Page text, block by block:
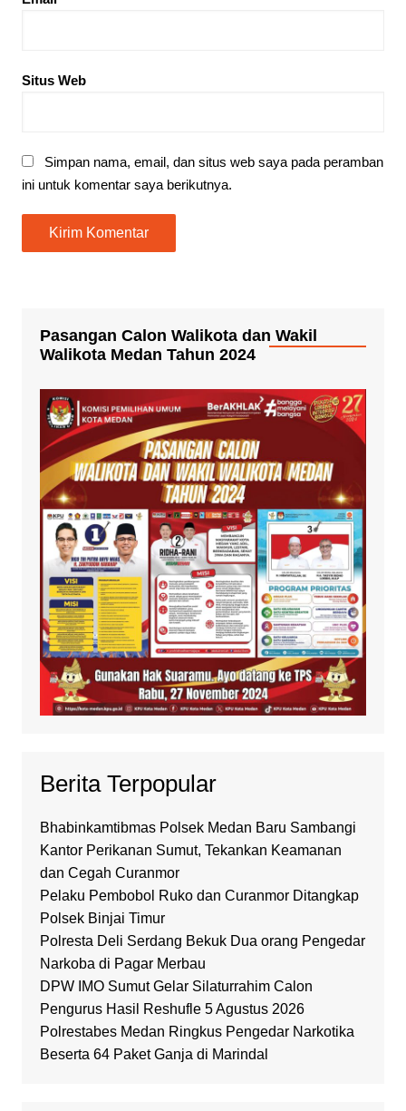
Situs Web
Simpan nama, email, dan situs web saya pada peramban
ini untuk komentar saya berikutnya.
Pasangan Calon Walikota dan Wakil
Walikota Medan Tahun 2024
Berita Terpopular
Bhabinkamtibmas Polsek Medan Baru Sambangi
Kantor Perikanan Sumut, Tekankan Keamanan
dan Cegah Curanmor
Pelaku Pembobol Ruko dan Curanmor Ditangkap
Polsek Binjai Timur
Polresta Deli Serdang Bekuk Dua orang Pengedar
Narkoba di Pagar Merbau
DPW IMO Sumut Gelar Silaturrahim Calon
Pengurus Hasil Reshufle 5 Agustus 2026
Polrestabes Medan Ringkus Pengedar Narkotika
Beserta 64 Paket Ganja di Marindal